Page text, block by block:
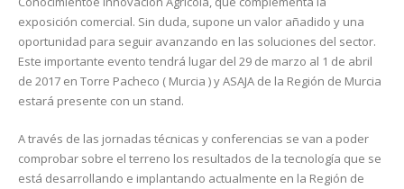
exposición comercial. Sin duda, supone un valor añadido y una
oportunidad para seguir avanzando en las soluciones del sector.
Este importante evento tendrá lugar del 29 de marzo al 1 de abril
de 2017 en Torre Pacheco ( Murcia ) y ASAJA de la Región de Murcia
estará presente con un stand.
A través de las jornadas técnicas y conferencias se van a poder
comprobar sobre el terreno los resultados de la tecnología que se
está desarrollando e implantando actualmente en la Región de